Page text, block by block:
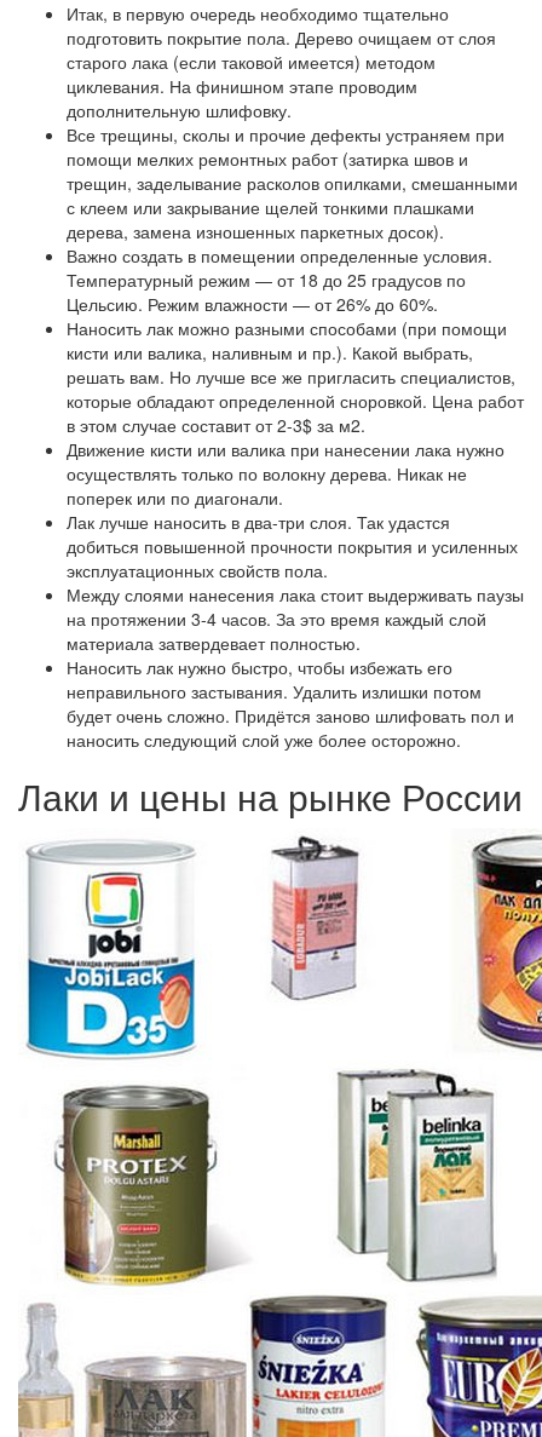
Итак, в первую очередь необходимо тщательно
подготовить покрытие пола. Дерево очищаем от слоя
старого лака (если таковой имеется) методом
циклевания. На финишном этапе проводим
дополнительную шлифовку.
Все трещины, сколы и прочие дефекты устраняем при
помощи мелких ремонтных работ (затирка швов и
трещин, заделывание расколов опилками, смешанными
с клеем или закрывание щелей тонкими плашками
дерева, замена изношенных паркетных досок).
Важно создать в помещении определенные условия.
Температурный режим — от 18 до 25 градусов по
Цельсию. Режим влажности — от 26% до 60%.
Наносить лак можно разными способами (при помощи
кисти или валика, наливным и пр.). Какой выбрать,
решать вам. Но лучше все же пригласить специалистов,
которые обладают определенной сноровкой. Цена работ
в этом случае составит от 2-3$ за м2.
Движение кисти или валика при нанесении лака нужно
осуществлять только по волокну дерева. Никак не
поперек или по диагонали.
Лак лучше наносить в два-три слоя. Так удастся
добиться повышенной прочности покрытия и усиленных
эксплуатационных свойств пола.
Между слоями нанесения лака стоит выдерживать паузы
на протяжении 3-4 часов. За это время каждый слой
материала затвердевает полностью.
Наносить лак нужно быстро, чтобы избежать его
неправильного застывания. Удалить излишки потом
будет очень сложно. Придётся заново шлифовать пол и
наносить следующий слой уже более осторожно.
Лаки и цены на рынке России